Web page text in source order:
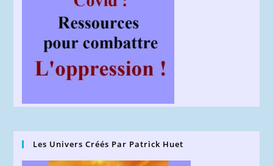
Les Univers Créés Par Patrick Huet